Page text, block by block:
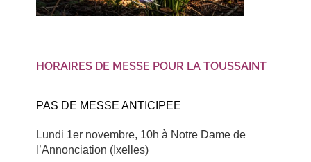
HORAIRES DE MESSE POUR LA TOUSSAINT
PAS DE MESSE ANTICIPEE
Lundi 1er novembre, 10h à Notre Dame de
l’Annonciation (Ixelles)